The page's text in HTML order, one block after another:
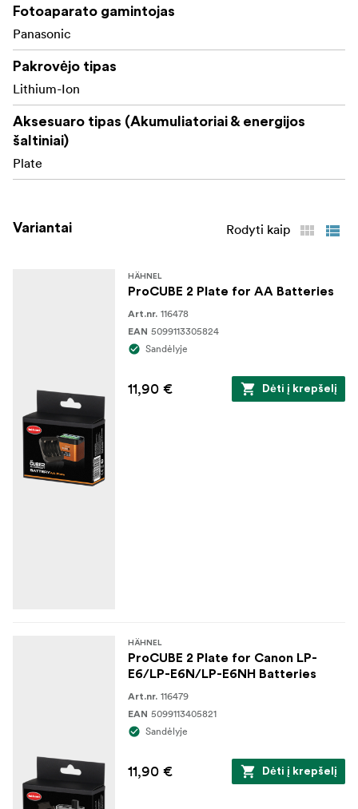
Fotoaparato gamintojas
Panasonic
Pakrovėjo tipas
Lithium-Ion
Aksesuaro tipas (Akumuliatoriai & energijos
šaltiniai)
Plate
Variantai Rodyti kaip
HÄHNEL
ProCUBE 2 Plate for AA Batteries
Art.nr. 116478
EAN 5099113305824
Sandėlyje
11,90 € Dėti į krepšelį
HÄHNEL
ProCUBE 2 Plate for Canon LP-
E6/LP-E6N/LP-E6NH Batteries
Art.nr. 116479
EAN 5099113405821
Sandėlyje
11,90 € Dėti į krepšelį